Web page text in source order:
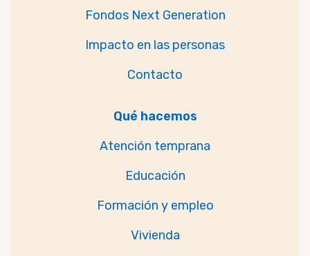
Fondos Next Generation
Impacto en las personas
Contacto
Qué hacemos
Atención temprana
Educación
Formación y empleo
Vivienda